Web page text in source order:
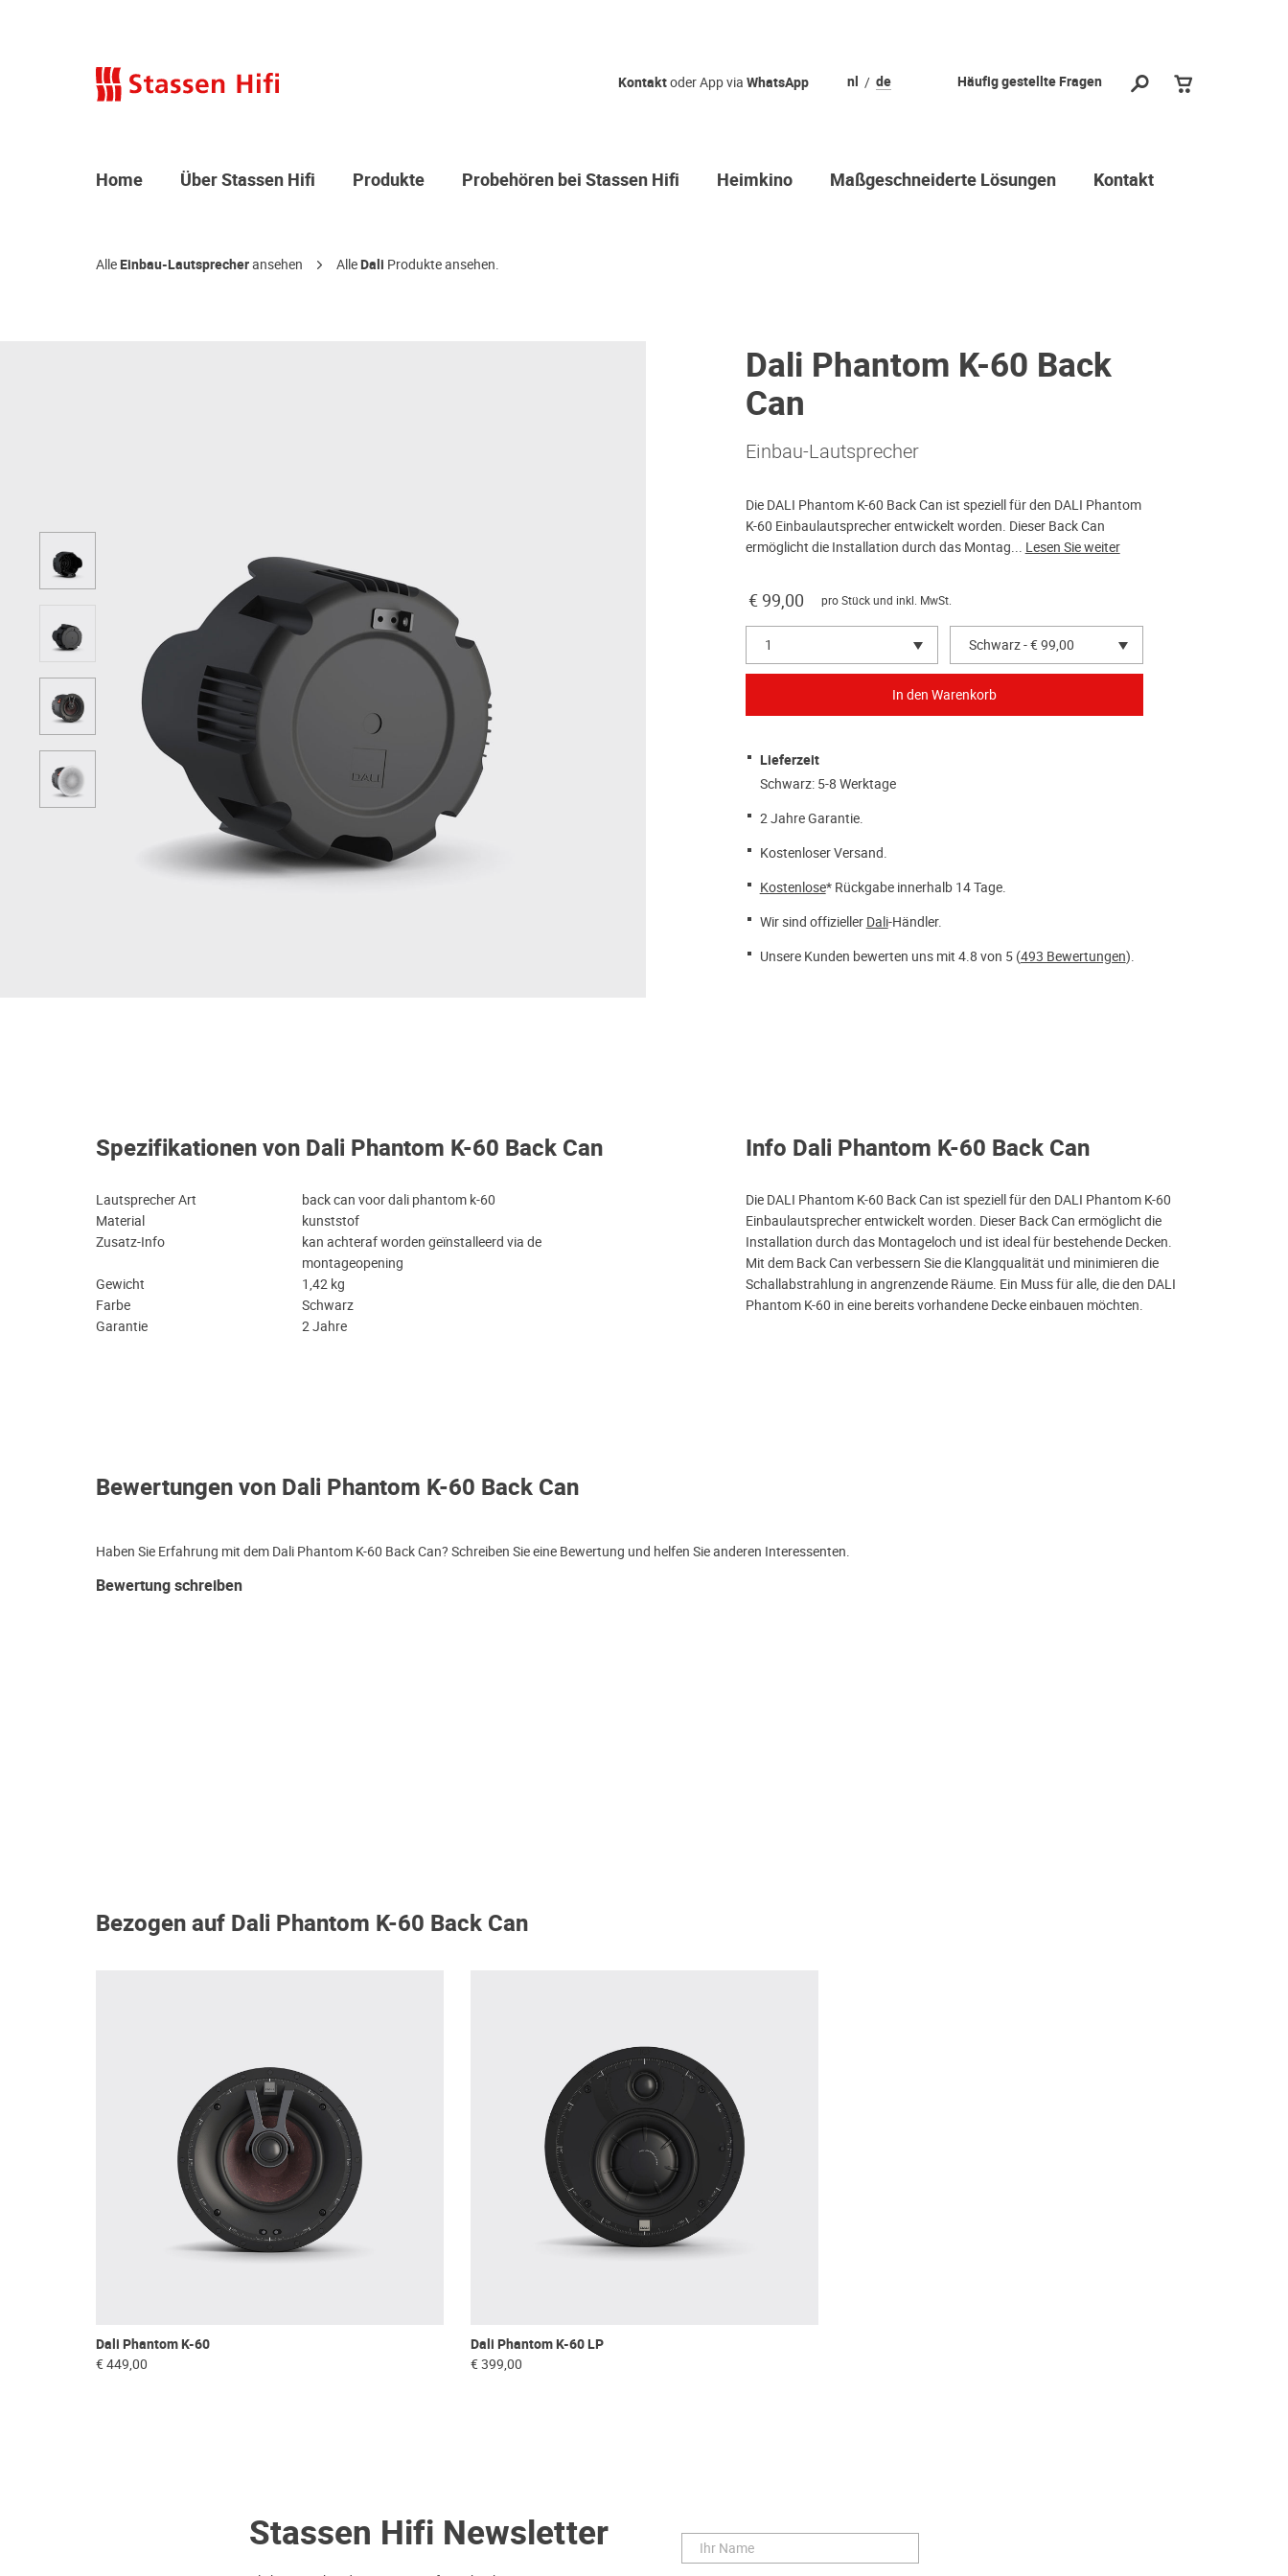
Häufig gestellte Fragen
nl de
Kontaktoder App via WhatsApp
Home Über Stassen Hifi Produkte Probehören bei Stassen Hifi Heimkino Maßgeschneiderte Lösungen Kontakt
AlleEinbau-Lautsprecheransehen AlleDali Produkte ansehen.
Dali Phantom K-60 Back
Can
Einbau-Lautsprecher
Die DALI Phantom K-60 Back Can ist speziell für den DALI Phantom
K-60 Einbaulautsprecher entwickelt worden. Dieser Back Can
ermöglicht die Installation durch das Montag... Lesen Sie weiter
€ 99,00 pro Stück und inkl. MwSt.
1 Schwarz - € 99,00
Lieferzeit
Schwarz: 5-8 Werktage
2 Jahre Garantie.
Kostenloser Versand.
Kostenlose* Rückgabe innerhalb 14 Tage.
Wir sind offizieller Dali-Händler.
Unsere Kunden bewerten uns mit 4.8 von 5 (493 Bewertungen).
Spezifikationen von Dali Phantom K-60 Back Can
Lautsprecher Art
back can voor dali phantom k-60
Material
kunststof
Zusatz-Info
kan achteraf worden geïnstalleerd via de
montageopening
Gewicht
1,42 kg
Farbe
Schwarz
Garantie
2 Jahre
Info Dali Phantom K-60 Back Can
Die DALI Phantom K-60 Back Can ist speziell für den DALI Phantom K-60
Einbaulautsprecher entwickelt worden. Dieser Back Can ermöglicht die
Installation durch das Montageloch und ist ideal für bestehende Decken.
Mit dem Back Can verbessern Sie die Klangqualität und minimieren die
Schallabstrahlung in angrenzende Räume. Ein Muss für alle, die den DALI
Phantom K-60 in eine bereits vorhandene Decke einbauen möchten.
Bewertungen von Dali Phantom K-60 Back Can
Haben Sie Erfahrung mit dem Dali Phantom K-60 Back Can? Schreiben Sie eine Bewertung und helfen Sie anderen Interessenten.
Bewertung schreiben
Bezogen auf Dali Phantom K-60 Back Can
Dali Phantom K-60
€ 449,00
Dali Phantom K-60 LP
€ 399,00
Stassen Hifi Newsletter